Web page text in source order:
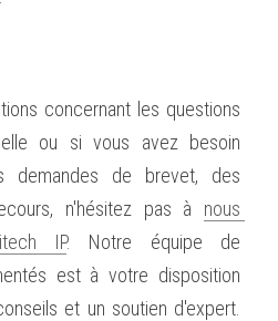
concernant les questions
ou si vous avez besoin
demandes de brevet, des
n'hésitez pas à nous
IP. Notre équipe de
est à votre disposition
et un soutien d'expert.